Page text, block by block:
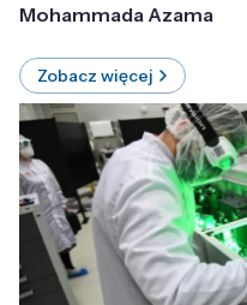
Mohammada Azama
Zobacz więcej